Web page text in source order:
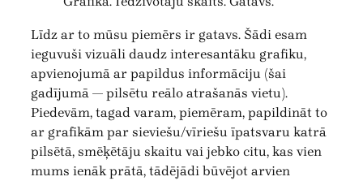
Līdz ar to mūsu piemērs ir gatavs. Šādi esam
ieguvuši vizuāli daudz interesantāku grafiku,
apvienojumā ar papildus informāciju (šai
gadījumā — pilsētu reālo atrašanās vietu).
Piedevām, tagad varam, piemēram, papildināt to
ar grafikām par sieviešu/vīriešu īpatsvaru katrā
pilsētā, smēķētāju skaitu vai jebko citu, kas vien
mums ienāk prātā, tādējādi būvējot arvien